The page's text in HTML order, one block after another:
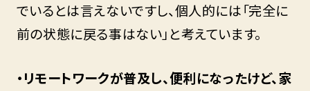
でいるとは言えないですし、個人的には「完全に
前の状態に戻る事はない」と考えています。
・リモートワークが普及し、便利になったけど、家